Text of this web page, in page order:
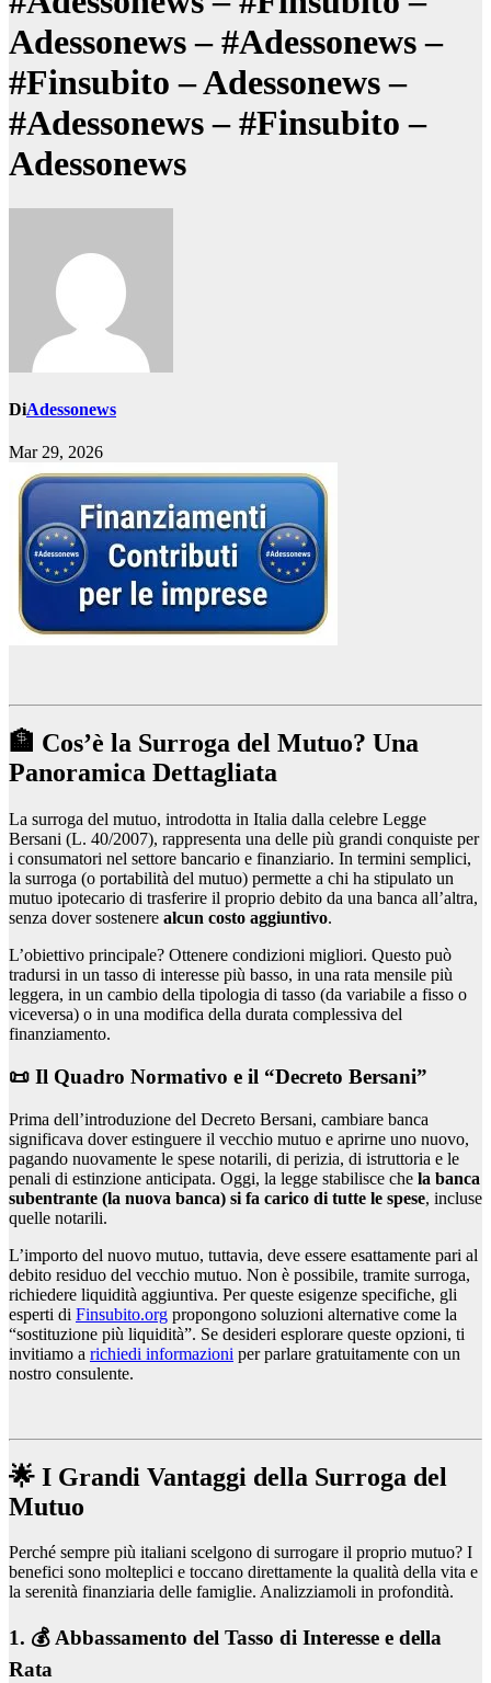
Adessonews – #Adessonews –
#Finsubito – Adessonews –
#Adessonews – #Finsubito –
Adessonews
DiAdessonews
Mar 29, 2026
🏦 Cos’è la Surroga del Mutuo? Una
Panoramica Dettagliata
La surroga del mutuo, introdotta in Italia dalla celebre Legge
Bersani (L. 40/2007), rappresenta una delle più grandi conquiste per
i consumatori nel settore bancario e finanziario. In termini semplici,
la surroga (o portabilità del mutuo) permette a chi ha stipulato un
mutuo ipotecario di trasferire il proprio debito da una banca all’altra,
senza dover sostenere alcun costo aggiuntivo.
L’obiettivo principale? Ottenere condizioni migliori. Questo può
tradursi in un tasso di interesse più basso, in una rata mensile più
leggera, in un cambio della tipologia di tasso (da variabile a fisso o
viceversa) o in una modifica della durata complessiva del
finanziamento.
📜 Il Quadro Normativo e il “Decreto Bersani”
Prima dell’introduzione del Decreto Bersani, cambiare banca
significava dover estinguere il vecchio mutuo e aprirne uno nuovo,
pagando nuovamente le spese notarili, di perizia, di istruttoria e le
penali di estinzione anticipata. Oggi, la legge stabilisce che la banca
subentrante (la nuova banca) si fa carico di tutte le spese, incluse
quelle notarili.
L’importo del nuovo mutuo, tuttavia, deve essere esattamente pari al
debito residuo del vecchio mutuo. Non è possibile, tramite surroga,
richiedere liquidità aggiuntiva. Per queste esigenze specifiche, gli
esperti di Finsubito.org propongono soluzioni alternative come la
“sostituzione più liquidità”. Se desideri esplorare queste opzioni, ti
invitiamo a richiedi informazioni per parlare gratuitamente con un
nostro consulente.
🌟 I Grandi Vantaggi della Surroga del
Mutuo
Perché sempre più italiani scelgono di surrogare il proprio mutuo? I
benefici sono molteplici e toccano direttamente la qualità della vita e
la serenità finanziaria delle famiglie. Analizziamoli in profondità.
1. 💰 Abbassamento del Tasso di Interesse e della
Rata